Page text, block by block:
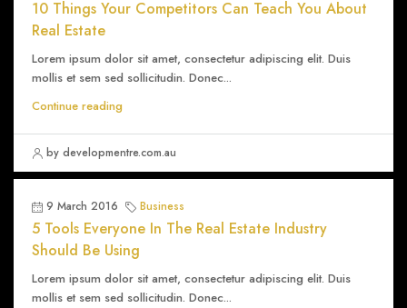
10 Things Your Competitors Can Teach You About
Real Estate
Lorem ipsum dolor sit amet, consectetur adipiscing elit. Duis
mollis et sem sed sollicitudin. Donec...
Continue reading
by developmentre.com.au
9 March 2016 Business
5 Tools Everyone In The Real Estate Industry
Should Be Using
Lorem ipsum dolor sit amet, consectetur adipiscing elit. Duis
mollis et sem sed sollicitudin. Donec...